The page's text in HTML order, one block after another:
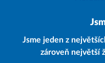
Jsme jeden z
zároveň největší